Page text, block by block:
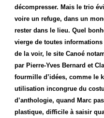
décompresser. Mais le trio
voire un refuge, dans un
rester dans le lieu. Quel
vierge de toutes
de la voir, le site Canoé
par Pierre-Yves Bernard et
fourmille d’idées, comme le
utilisation incongrue du
d’anthologie, quand Marc
plastique, difficile à saisir